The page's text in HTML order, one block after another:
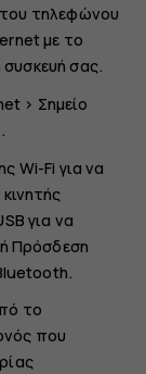
τηλεφώνου
με το
σας.
> Σημείο
.
Wi-Fi για να
για να
Πρόσδεση
το
που